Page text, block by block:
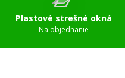
Plastové strešné okná
Na objednanie